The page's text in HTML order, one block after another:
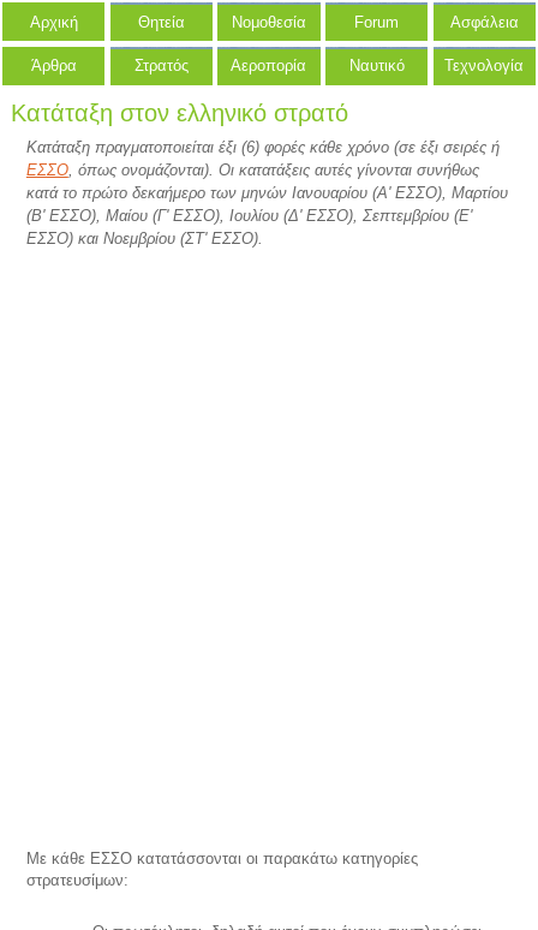
Αρχική Θητεία Νομοθεσία Forum Ασφάλεια
Άρθρα Στρατός Αεροπορία Ναυτικό Τεχνολογία
Κατάταξη στον ελληνικό στρατό
Κατάταξη πραγματοποιείται έξι (6) φορές κάθε χρόνο (σε έξι σειρές ή
ΕΣΣΟ, όπως ονομάζονται). Οι κατατάξεις αυτές γίνονται συνήθως
κατά το πρώτο δεκαήμερο των μηνών Ιανουαρίου (Α' ΕΣΣΟ), Μαρτίου
(Β' ΕΣΣΟ), Μαίου (Γ' ΕΣΣΟ), Ιουλίου (Δ' ΕΣΣΟ), Σεπτεμβρίου (Ε'
ΕΣΣΟ) και Νοεμβρίου (ΣΤ' ΕΣΣΟ).
Με κάθε ΕΣΣΟ κατατάσσονται οι παρακάτω κατηγορίες
στρατευσίμων: